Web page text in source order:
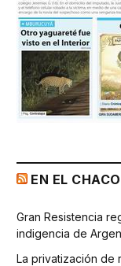
EN EL CHACO
Gran Resistencia
indigencia de
La privatización de